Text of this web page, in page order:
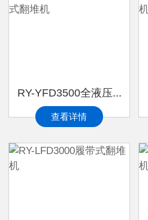
RY-YFD3500全液压...
查看详情